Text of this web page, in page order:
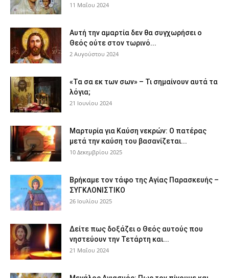
11 Μαΐου 2024
Αυτή την αμαρτία δεν θα συγχωρήσει ο
Θεός ούτε στον τωρινό...
2 Αυγούστου 2024
«Τα σα εκ των σων» – Τι σημαίνουν αυτά τα
λόγια;
21 Ιουνίου 2024
Μαρτυρία για Καύση νεκρών: Ο πατέρας
μετά την καύση του βασανίζεται...
10 Δεκεμβρίου 2025
Βρήκαμε τον τάφο της Αγίας Παρασκευής –
ΣΥΓΚΛΟΝΙΣΤΙΚΟ
26 Ιουλίου 2025
Δείτε πως δοξάζει ο Θεός αυτούς που
νηστεύουν την Τετάρτη και...
21 Μαΐου 2024